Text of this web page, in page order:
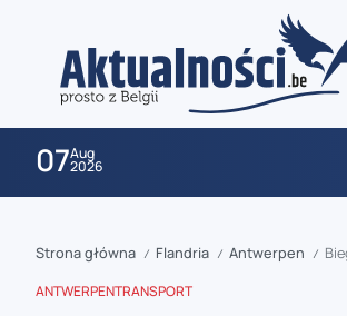
07Aug
2026
Strona główna / Flandria / Antwerpen /
ANTWERPENTRANSPORT